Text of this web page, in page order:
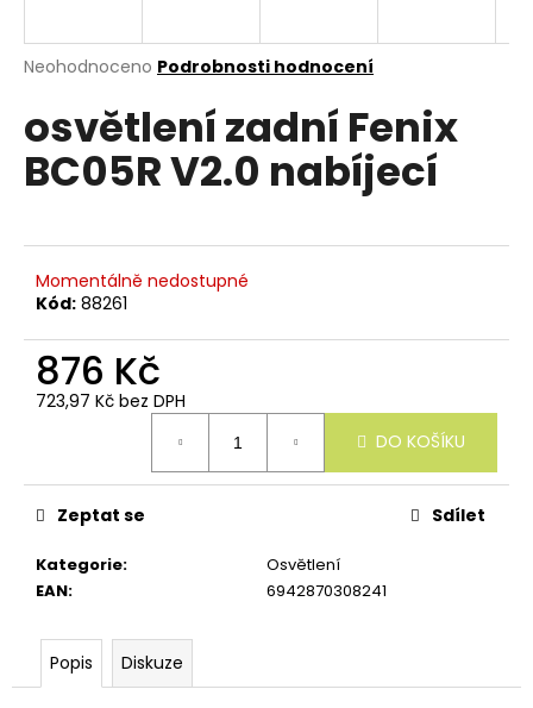
Průměrné
je
0,0
Neohodnoceno Podrobnosti hodnocení
osvětlení zadní Fenix
BC05R V2.0 nabíjecí
Momentálně nedostupné
Kód: 88261
876 Kč
723,97 Kč bez DPH
DO KOŠÍKU
Kategorie:
Osvětlení
EAN: 6942870308241
Zeptat se Sdílet
Popis Diskuze
n
a
í
t
?
o
u